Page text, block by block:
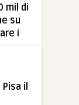
mil di
su
i
i il